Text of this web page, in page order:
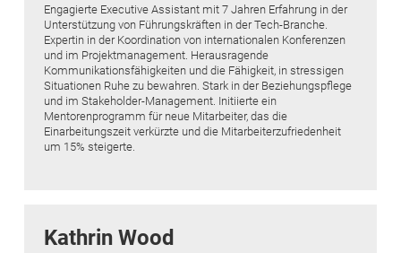
Engagierte Executive Assistant mit 7 Jahren Erfahrung in der
Unterstützung von Führungskräften in der Tech-Branche.
Expertin in der Koordination von internationalen Konferenzen
und im Projektmanagement. Herausragende
Kommunikationsfähigkeiten und die Fähigkeit, in stressigen
Situationen Ruhe zu bewahren. Stark in der Beziehungspflege
und im Stakeholder-Management. Initiierte ein
Mentorenprogramm für neue Mitarbeiter, das die
Einarbeitungszeit verkürzte und die Mitarbeiterzufriedenheit
um 15% steigerte.
Kathrin Wood